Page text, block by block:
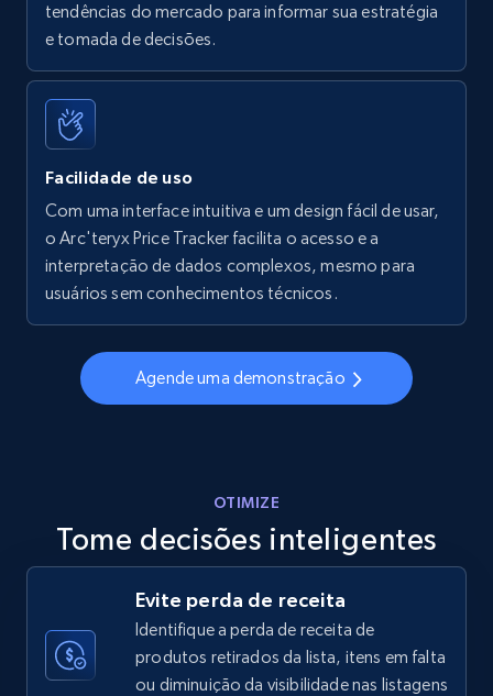
Walmart - products - Find new products by
using specific category URL
URL, Final price, Sku, Currency, Gtin,
Specifications, Image urls, Top reviews, and
more.
Walmart - products - Collects products by
specific keywords
URL, Final price, Sku, Currency, Gtin,
Specifications, Image urls, Top reviews, and
using sku numbers
URL, Final price, Sku, Currency, Gtin,
Specifications, Image urls, Top reviews, and
tendências do mercado para informar sua estratégia
e tomada de decisões.
Facilidade de uso
Com uma interface intuitiva e um design fácil de usar,
o Arc'teryx Price Tracker facilita o acesso e a
interpretação de dados complexos, mesmo para
usuários sem conhecimentos técnicos.
Agende uma demonstração
OTIMIZE
Tome decisões inteligentes
Evite perda de receita
Identifique a perda de receita de
produtos retirados da lista, itens em falta
ou diminuição da visibilidade nas listagens